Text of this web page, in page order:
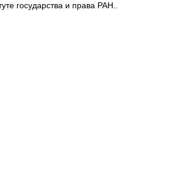
государства и права РАН..